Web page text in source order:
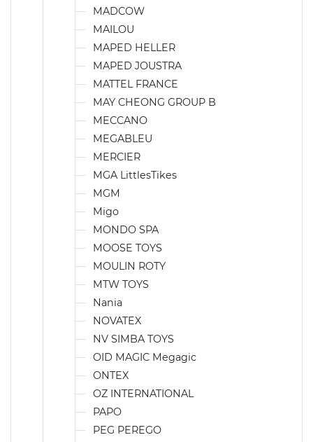
MADCOW
MAILOU
MAPED HELLER
MAPED JOUSTRA
MATTEL FRANCE
MAY CHEONG GROUP B
MECCANO
MEGABLEU
MERCIER
MGA LittlesTikes
MGM
Migo
MONDO SPA
MOOSE TOYS
MOULIN ROTY
MTW TOYS
Nania
NOVATEX
NV SIMBA TOYS
OID MAGIC Megagic
ONTEX
OZ INTERNATIONAL
PAPO
PEG PEREGO